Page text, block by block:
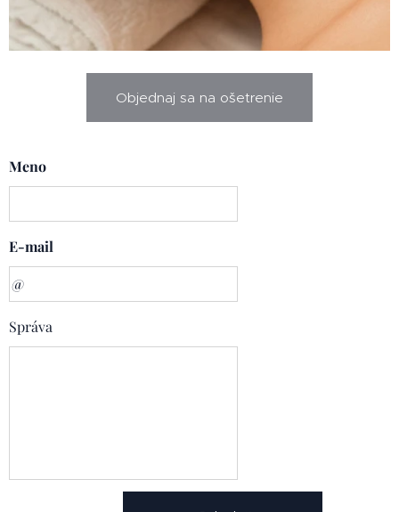
Objednaj sa na ošetrenie
Meno
E-mail
Správa